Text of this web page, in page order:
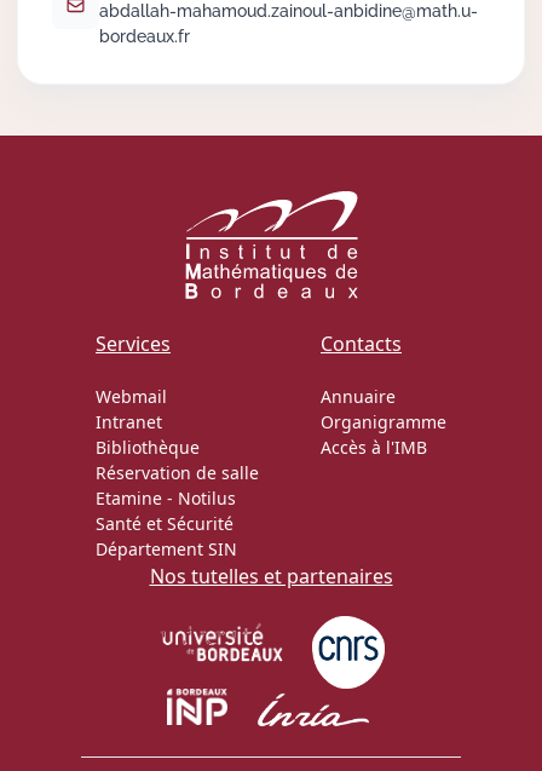
abdallah-mahamoud.zainoul-anbidine@math.u-
bordeaux.fr
Services
Webmail
Intranet
Bibliothèque
Réservation de salle
Etamine - Notilus
Santé et Sécurité
Département SIN
Contacts
Annuaire
Organigramme
Accès à l'IMB
Nos tutelles et partenaires